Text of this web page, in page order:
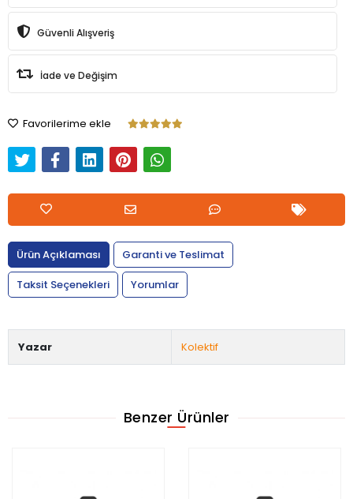
Güvenli Alışveriş
İade ve Değişim
Favorilerime ekle
Ürün Açıklaması
Garanti ve Teslimat
Taksit Seçenekleri
Yorumlar
Yazar Kolektif
Benzer Ürünler